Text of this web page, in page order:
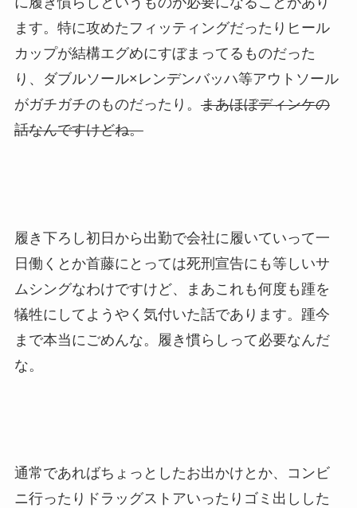
ます。特に攻めたフィッティングだったりヒール
カップが結構エグめにすぼまってるものだった
り、ダブルソール×レンデンバッハ等アウトソール
がガチガチのものだったり。 まあほぼディンケの
話なんですけどね。
履き下ろし初日から出勤で会社に履いていって一
日働くとか首藤にとっては死刑宣告にも等しいサ
ムシングなわけですけど、まあこれも何度も踵を
犠牲にしてようやく気付いた話であります。踵今
まで本当にごめんな。履き慣らしって必要なんだ
な。
通常であればちょっとしたお出かけとか、コンビ
ニ行ったりドラッグストアいったりゴミ出しした